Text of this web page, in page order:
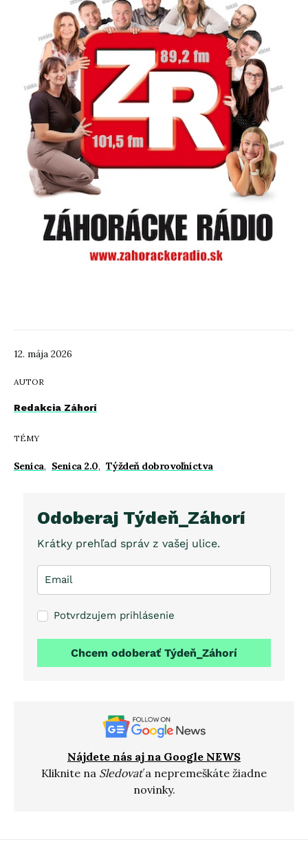
12. mája 2026
AUTOR
Redakcia Záhorí
TÉMY
Senica, Senica 2.0, Týždeň dobrovoľníctva
Odoberaj Týdeň_Záhorí
Krátky prehľad správ z vašej ulice.
Potvrdzujem prihlásenie
Chcem odoberať Týdeň_Záhorí
Nájdete nás aj na Google NEWS
Kliknite na Sledovaťa nepremeškáte žiadne
novinky.